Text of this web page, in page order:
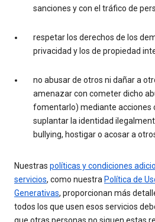
sanciones y con el tráfico de
respetar los derechos de los
privacidad y los de propiedad
no abusar de otros ni dañar a
amenazar con cometer dicho
fomentarlo) mediante acciones
suplantar la identidad
bullying, hostigar o acosar a
Nuestras políticas y condiciones
servicios, como nuestra Política de
Generativas, proporcionan más
todos los que usen esos servicios